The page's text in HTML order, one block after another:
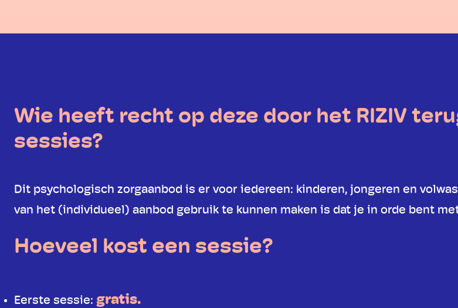
Wie heeft recht op deze door het RIZIV
sessies?
Dit psychologisch zorgaanbod is er voor iedereen: kinderen, jongeren en
van het (individueel) aanbod gebruik te kunnen maken is dat je in orde bent
Hoeveel kost een sessie?
Eerste sessie: gratis.